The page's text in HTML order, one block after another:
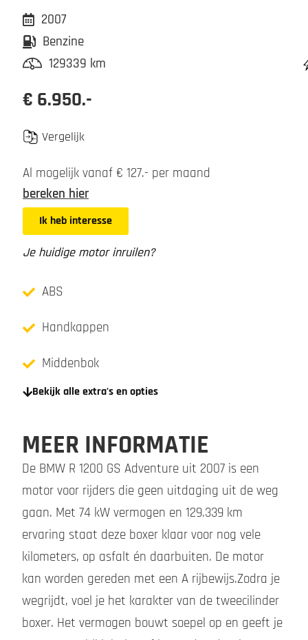
2007
Benzine
129339 km
€ 6.950.-
Vergelijk
Al mogelijk vanaf € 127.- per maand
bereken hier
Ik heb interesse
Je huidige motor inruilen?
ABS
Handkappen
Middenbok
Bekijk alle extra's en opties
MEER INFORMATIE
De BMW R 1200 GS Adventure uit 2007 is een
motor voor rijders die geen uitdaging uit de weg
gaan. Met 74 kW vermogen en 129.339 km
ervaring staat deze boxer klaar voor nog vele
kilometers, op asfalt én daarbuiten. De motor
kan worden gereden met een A rijbewijs.Zodra je
wegrijdt, voel je het karakter van de tweecilinder
boxer. Het vermogen bouwt soepel op en geeft je